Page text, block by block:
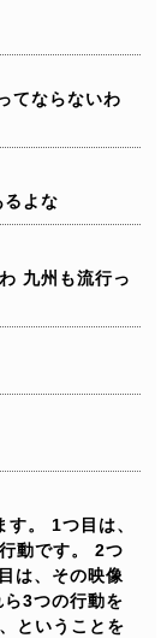
てならないわ
よな
九州も流行っ
。
1つ目は、
動です。
2つ
は、その映像
ら3つの行動を
ということを